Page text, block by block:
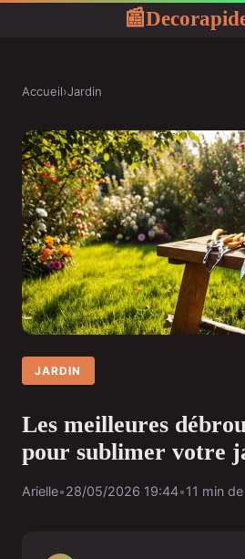
📰
Accueil›Jardin
JARDIN
Les meilleures
pour sublimer votre
Arielle•28/05/2026 19:44•11 min